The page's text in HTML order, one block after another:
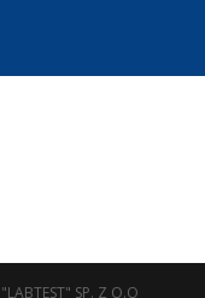
SP. Z O.O